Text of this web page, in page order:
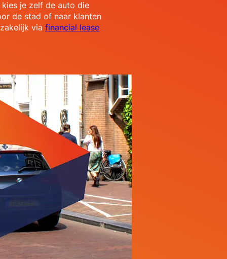
kies je zelf de auto die
de stad of naar klanten
via financial lease